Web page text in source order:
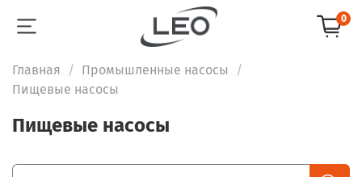
0
Главная
Промышленные насосы
Пищевые насосы
Пищевые насосы